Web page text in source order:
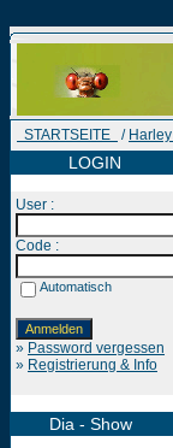
STARTSEITE /
LOGIN
User :
Code :
Automatisch
» Password vergessen
» Registrierung & Info
Dia - Show